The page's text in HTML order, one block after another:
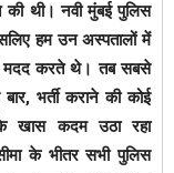
की थी। नवी मुंबई पुलिस
हम उन अस्पतालों में
मदद करते थे। तब सबसे
भर्ती कराने की कोई
के खास कदम उठा रहा
के भीतर सभी पुलिस